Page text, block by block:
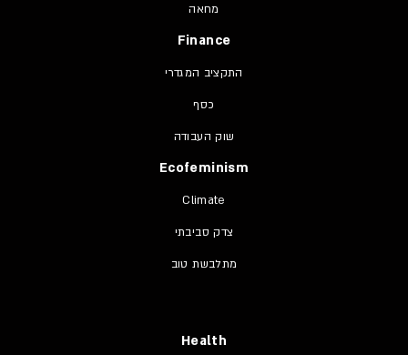
מחאה
Finance
התקציב המגדרי
כסף
שוק העבודה
Ecofeminism
Climate
צדק סביבתי
מתלבשת טוב
Health